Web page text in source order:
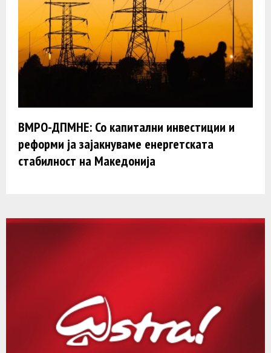
ВМРО-ДПМНЕ: Со капитални инвестиции и
реформи ја зајакнуваме енергетската
стабилност на Македонија